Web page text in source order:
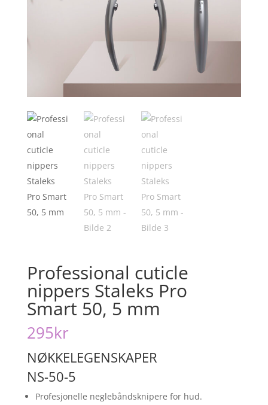
Professional cuticle
nippers Staleks Pro
Smart 50, 5 mm
295kr
NØKKELEGENSKAPER
NS-50-5
Profesjonelle neglebåndsknipere for hud.